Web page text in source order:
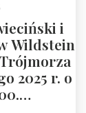
17:30,
i
Wildstein
2025 r. o